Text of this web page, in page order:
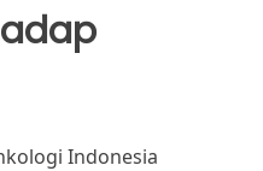
Indonesia